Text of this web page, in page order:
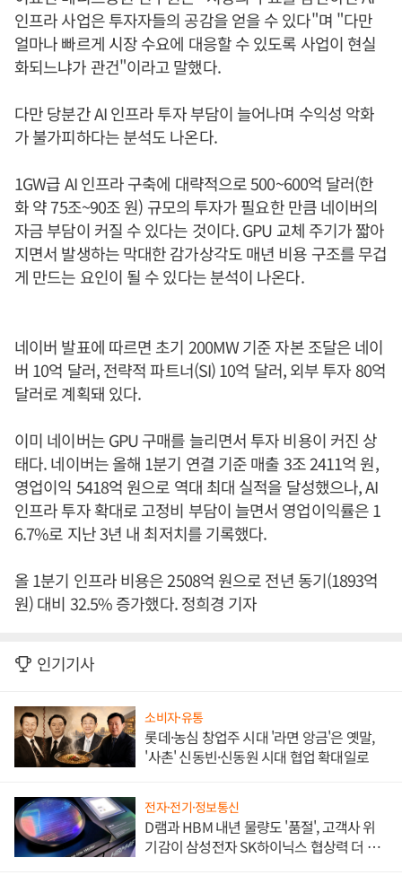
인프라 사업은 투자자들의 공감을 얻을 수 있다"며 "다만
얼마나 빠르게 시장 수요에 대응할 수 있도록 사업이 현실
화되느냐가 관건"이라고 말했다.
다만 당분간 AI 인프라 투자 부담이 늘어나며 수익성 악화
가 불가피하다는 분석도 나온다.
1GW급 AI 인프라 구축에 대략적으로 500~600억 달러(한
화 약 75조~90조 원) 규모의 투자가 필요한 만큼 네이버의
자금 부담이 커질 수 있다는 것이다. GPU 교체 주기가 짧아
지면서 발생하는 막대한 감가상각도 매년 비용 구조를 무겁
게 만드는 요인이 될 수 있다는 분석이 나온다.
네이버 발표에 따르면 초기 200MW 기준 자본 조달은 네이
버 10억 달러, 전략적 파트너(SI) 10억 달러, 외부 투자 80억
달러로 계획돼 있다.
이미 네이버는 GPU 구매를 늘리면서 투자 비용이 커진 상
태다. 네이버는 올해 1분기 연결 기준 매출 3조 2411억 원,
영업이익 5418억 원으로 역대 최대 실적을 달성했으나, AI
인프라 투자 확대로 고정비 부담이 늘면서 영업이익률은 1
6.7%로 지난 3년 내 최저치를 기록했다.
올 1분기 인프라 비용은 2508억 원으로 전년 동기(1893억
원) 대비 32.5% 증가했다. 정희경 기자
인기기사
소비자·유통
롯데·농심 창업주 시대 '라면 앙금'은 옛말,
'사촌' 신동빈·신동원 시대 협업 확대일로
전자·전기·정보통신
D램과 HBM 내년 물량도 '품절', 고객사 위
기감이 삼성전자 SK하이닉스 협상력 더 키